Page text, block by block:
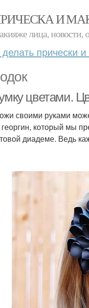
И
лица, новости,
делать прически
цветами.
своими руками
который мы
диадеме. Ведь